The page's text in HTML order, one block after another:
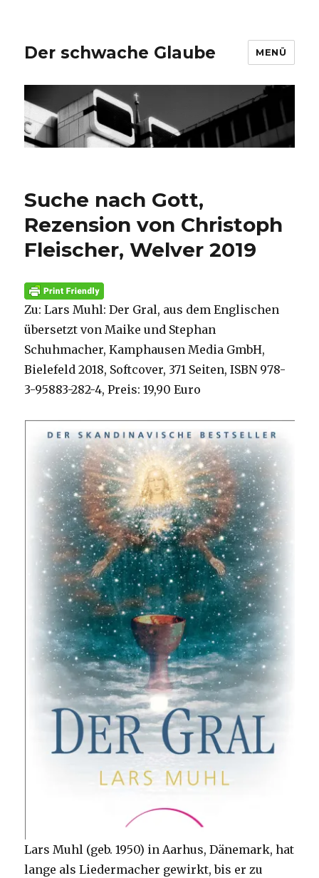
Der schwache Glaube MENÜ
Suche nach Gott,
Rezension von Christoph
Fleischer, Welver 2019
Zu: Lars Muhl: Der Gral, aus dem Englischen
übersetzt von Maike und Stephan
Schuhmacher, Kamphausen Media GmbH,
Bielefeld 2018, Softcover, 371 Seiten, ISBN 978-
3-95883-282-4, Preis: 19,90 Euro
Lars Muhl (geb. 1950) in Aarhus, Dänemark, hat
lange als Liedermacher gewirkt, bis er zu